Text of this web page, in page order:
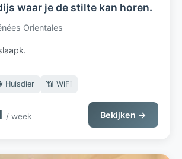
stukje paradijs waar je de stilte kan horen.
Orientales
Huisdier 📶 WiFi
/ week Bekijken →